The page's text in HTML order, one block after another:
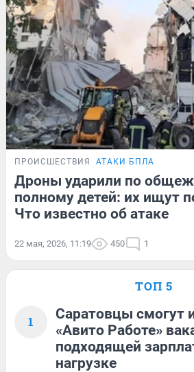
ПРОИСШЕСТВИЯ АТАКИ БПЛА
Дроны ударили по
полному детей: их ищут
Что известно об атаке
22 мая, 2026, 11:19 450 1
ТОП 5
1
Саратовцы смогут
«Авито Работе»
подходящей
нагрузке